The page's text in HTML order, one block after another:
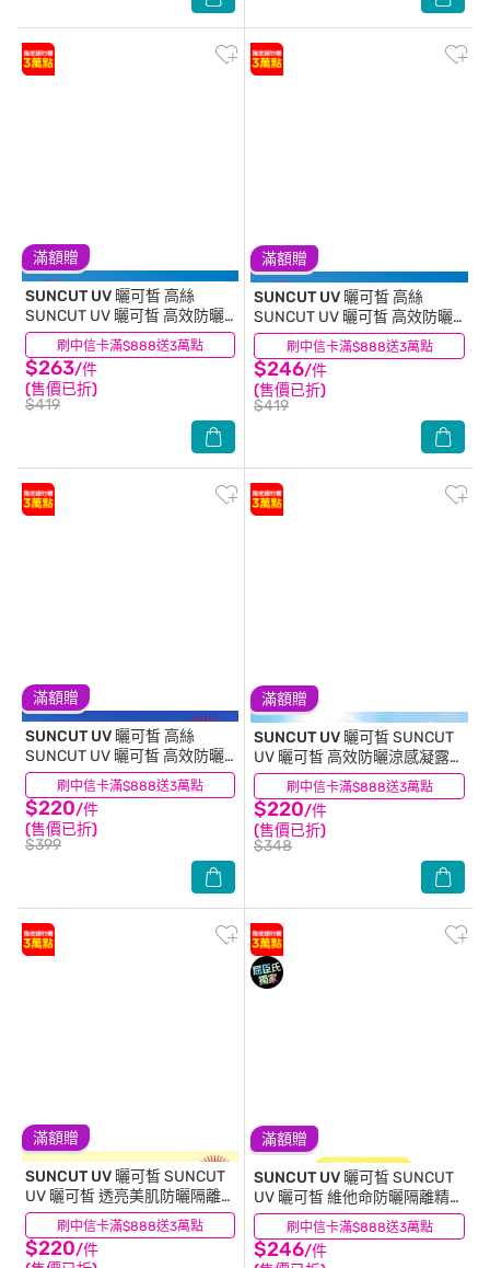
滿額贈
刷中信卡滿$888送3萬點
SUNCUT UV 曬可皙高絲
SUNCUT UV 曬可皙 高效防曬
精華80g-極效防水型
$263/件
(售價已折)
$419
(27)
滿額贈
刷中信卡滿$888送3萬點
SUNCUT UV 曬可皙高絲
SUNCUT UV 曬可皙 高效防曬
凝露80g-極效防水型
$246/件
(售價已折)
$419
(40)
滿額贈
刷中信卡滿$888送3萬點
SUNCUT UV 曬可皙高絲
SUNCUT UV 曬可皙 高效防曬
噴霧90g
$220/件
(售價已折)
$399
(10)
滿額贈
刷中信卡滿$888送3萬點
SUNCUT UV 曬可皙SUNCUT
UV 曬可皙 高效防曬涼感凝露
(極效防水型)80g
$220/件
(售價已折)
$348
(0)
滿額贈
刷中信卡滿$888送3萬點
SUNCUT UV 曬可皙SUNCUT
UV 曬可皙 透亮美肌防曬隔離
精華80g-檸檬黃
$220/件
(1)
滿額贈
刷中信卡滿$888送3萬點
SUNCUT UV 曬可皙SUNCUT
UV 曬可皙 維他命防曬隔離精華
80g
$246/件
(0)